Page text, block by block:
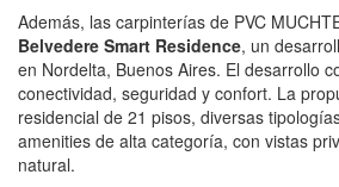
Además, las carpinterías de PVC
Belvedere Smart Residence, un
en Nordelta, Buenos Aires. El desarrollo
conectividad, seguridad y confort. La
residencial de 21 pisos, diversas
amenities de alta categoría, con vistas
natural.